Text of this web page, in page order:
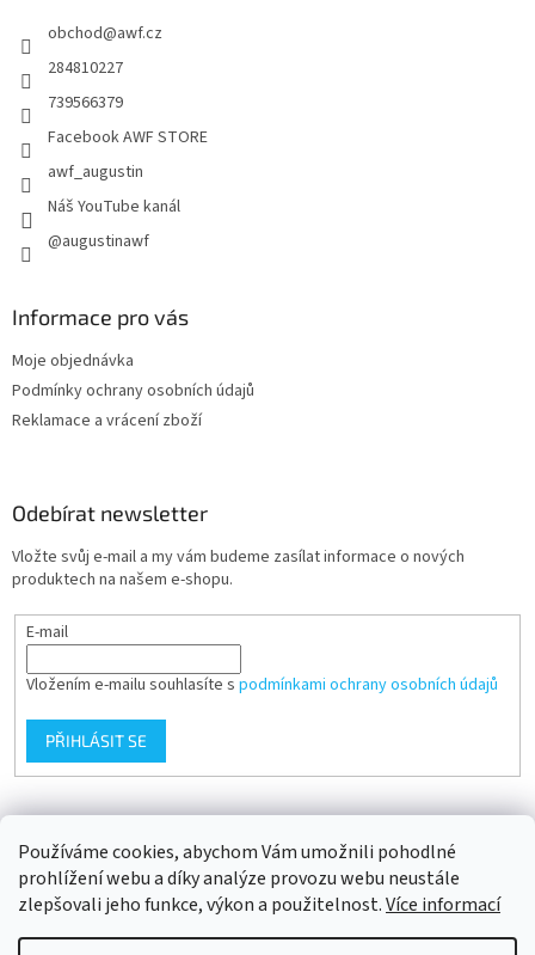
Používáme cookies, abychom Vám umožnili pohodlné
prohlížení webu a díky analýze provozu webu neustále
zlepšovali jeho funkce, výkon a použitelnost.Více informací
obchod@awf.cz
284810227
739566379
Facebook AWF STORE
awf_augustin
Náš YouTube kanál
@augustinawf
Informace pro vás
Moje objednávka
Podmínky ochrany osobních údajů
Reklamace a vrácení zboží
Odebírat newsletter
Vložte svůj e-mail a my vám budeme zasílat informace o nových
produktech na našem e-shopu.
E-mail
Vložením e-mailu souhlasíte s podmínkami ochrany osobních údajů
PŘIHLÁSIT SE